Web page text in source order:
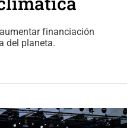
financiación
del planeta.